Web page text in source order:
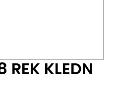
REK KLEDN